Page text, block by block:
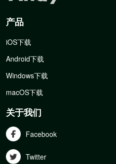
产品
iOS下载
Android下载
Windows下载
macOS下载
关于我们
Facebook
Twitter